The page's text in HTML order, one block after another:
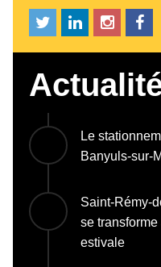
Le
Banyuls-sur-
Saint-Rémy-
se transforme
estivale